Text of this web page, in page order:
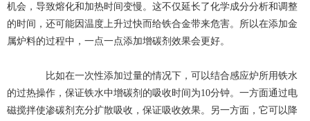
机会，导致熔化和加热时间变慢。这不仅延长了化学成分分析和调整
的时间，还可能因温度上升过快而给铁合金带来危害。所以在添加金
属炉料的过程中，一点一点添加增碳剂效果会更好。
比如在一次性添加过量的情况下，可以结合感应炉所用铁水
的过热操作，保证铁水中增碳剂的吸收时间为10分钟。一方面通过电
磁搅拌使渗碳剂充分扩散吸收，保证吸收效果。另一方面，它可以降